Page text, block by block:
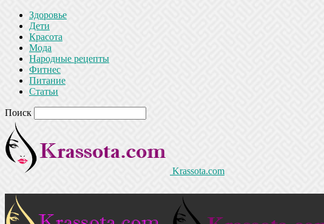
Здоровье
Дети
Красота
Мода
Народные рецепты
Фитнес
Питание
Статьи
Поиск
Krassota.com